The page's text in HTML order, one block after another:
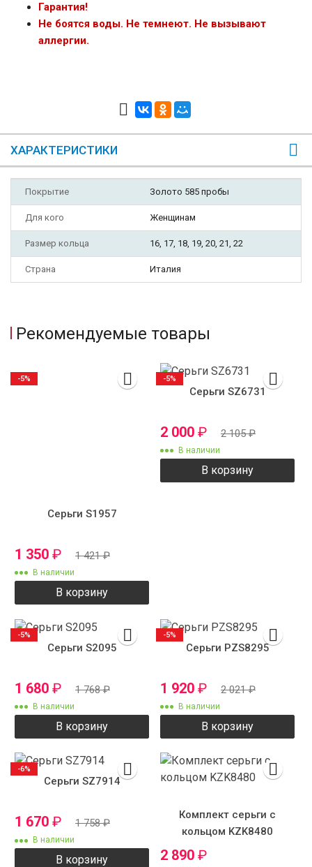
Гарантия!
Не боятся воды. Не темнеют. Не вызывают
аллергии.
ХАРАКТЕРИСТИКИ
Покрытие Золото 585 пробы
Для кого Женщинам
Размер кольца 16, 17, 18, 19, 20, 21, 22
Страна Италия
Рекомендуемые товары
Серьги S1957
1 350 ₽ 1 421₽
В наличии
В корзину
-5%
Серьги SZ6731
2 000 ₽ 2 105₽
В наличии
В корзину
-5%
Серьги S2095
1 680 ₽ 1 768₽
В наличии
В корзину
-5%
Серьги PZS8295
1 920 ₽ 2 021₽
В наличии
В корзину
-5%
Серьги SZ7914
1 670 ₽ 1 758₽
В наличии
В корзину
-6%
Комплект серьги с
кольцом KZK8480
2 890 ₽